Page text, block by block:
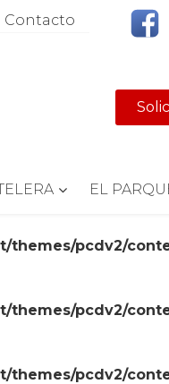
Contacto
EL
themes/pcdv2/
themes/pcdv2/
themes/pcdv2/